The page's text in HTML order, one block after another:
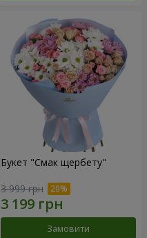
Букет "Смак щербету"
3 999 грн
Замовити